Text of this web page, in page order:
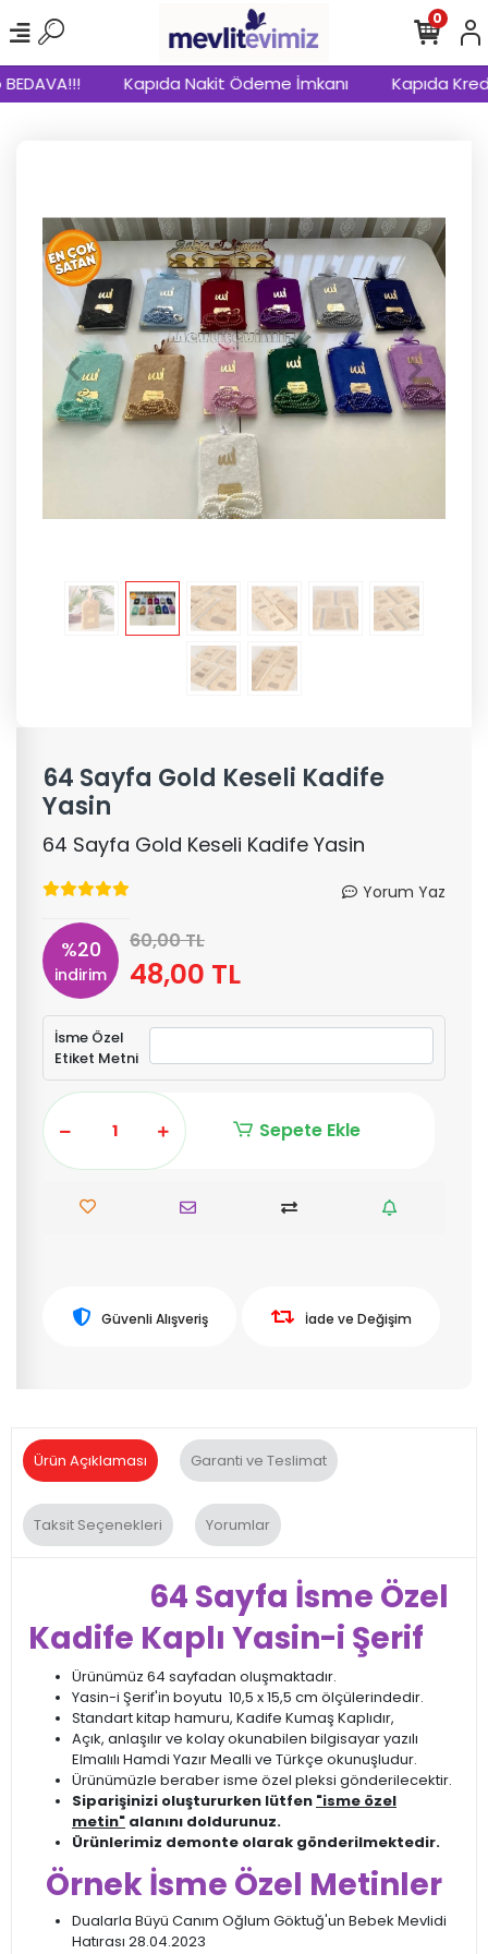
Kapıda Nakit Ödeme İmkanı Kapıda
0
64 Sayfa Gold Keseli Kadife
Yasin
64 Sayfa Gold Keseli Kadife Yasin
Yorum Yaz
%20
indirim
60,00 TL
48,00 TL
İsme Özel
Etiket Metni
Sepete Ekle
Güvenli Alışveriş İade ve Değişim
Ürün Açıklaması Garanti ve Teslimat
Taksit Seçenekleri Yorumlar
64 Sayfa İsme Özel
Kadife Kaplı Yasin-i Şerif
Ürünümüz 64 sayfadan oluşmaktadır.
Yasin-i Şerif'in boyutu 10,5 x 15,5 cm ölçülerindedir.
Standart kitap hamuru, Kadife Kumaş Kaplıdır,
Açık, anlaşılır ve kolay okunabilen bilgisayar yazılı
Elmalılı Hamdi Yazır Mealli ve Türkçe okunuşludur.
Ürünümüzle beraber isme özel pleksi gönderilecektir.
Siparişinizi oluştururken lütfen "isme özel
metin" alanını doldurunuz.
Ürünlerimiz demonte olarak gönderilmektedir.
Örnek İsme Özel Metinler
Dualarla Büyü Canım Oğlum Göktuğ'un Bebek Mevlidi
Hatırası 28.04.2023